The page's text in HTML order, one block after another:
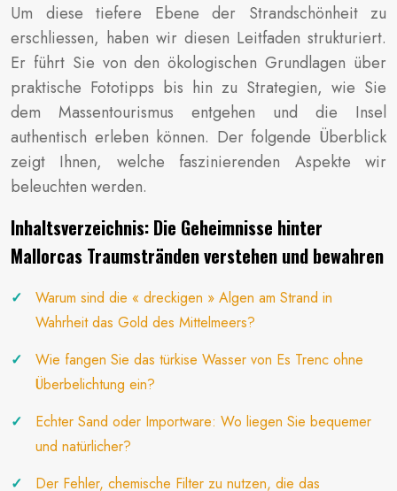
Um diese tiefere Ebene der Strandschönheit zu
erschliessen, haben wir diesen Leitfaden strukturiert.
Er führt Sie von den ökologischen Grundlagen über
praktische Fototipps bis hin zu Strategien, wie Sie
dem Massentourismus entgehen und die Insel
authentisch erleben können. Der folgende Überblick
zeigt Ihnen, welche faszinierenden Aspekte wir
beleuchten werden.
Inhaltsverzeichnis: Die Geheimnisse hinter
Mallorcas Traumstränden verstehen und bewahren
Warum sind die « dreckigen » Algen am Strand in
Wahrheit das Gold des Mittelmeers?
Wie fangen Sie das türkise Wasser von Es Trenc ohne
Überbelichtung ein?
Echter Sand oder Importware: Wo liegen Sie bequemer
und natürlicher?
Der Fehler, chemische Filter zu nutzen, die das